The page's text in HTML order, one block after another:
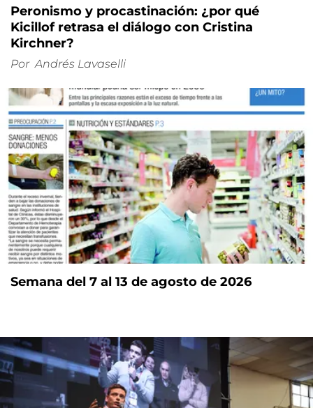
Peronismo y procastinación: ¿por qué
Kicillof retrasa el diálogo con Cristina
Kirchner?
Por Andrés Lavaselli
Semana del 7 al 13 de agosto de 2026